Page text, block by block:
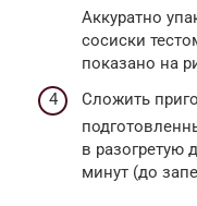
Аккуратно
сосиски
показано на
Сложить
в разогретую
минут (до